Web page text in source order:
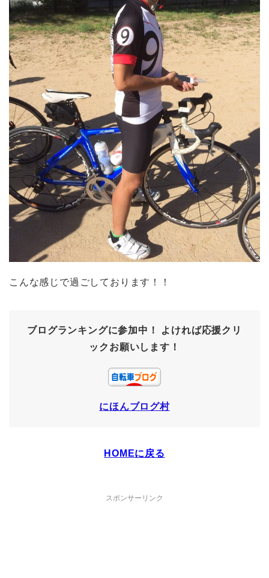
こんな感じで過ごしております！！
ブログランキングに参加中！
よければ応援クリ
ックお願いします！
にほんブログ村
HOMEに戻る
スポンサーリンク